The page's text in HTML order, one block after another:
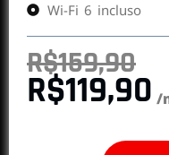
Wi-Fi 6 incluso
R$159,90
R$119,90 /